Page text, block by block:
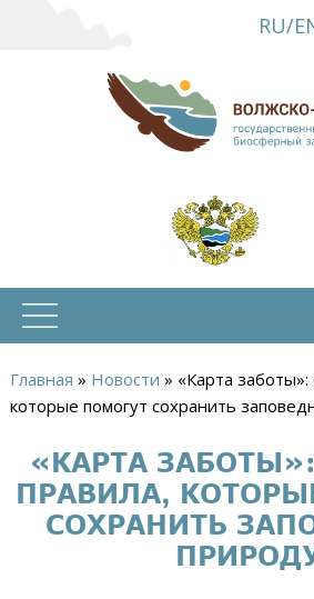
основному
содержанию
RU/
Вы
здесь
Главная » Новости » «Карта
которые помогут сохранить
«КАРТА
ПРАВИЛА,
СОХРАНИТЬ